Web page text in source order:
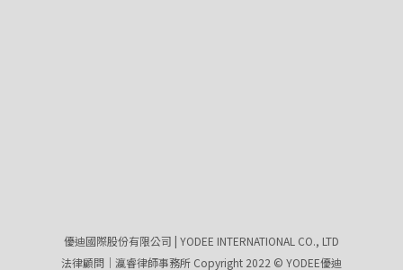
優迪國際股份有限公司 | YODEE INTERNATIONAL CO., LTD
法律顧問｜瀛睿律師事務所 Copyright 2022 © YODEE優迪